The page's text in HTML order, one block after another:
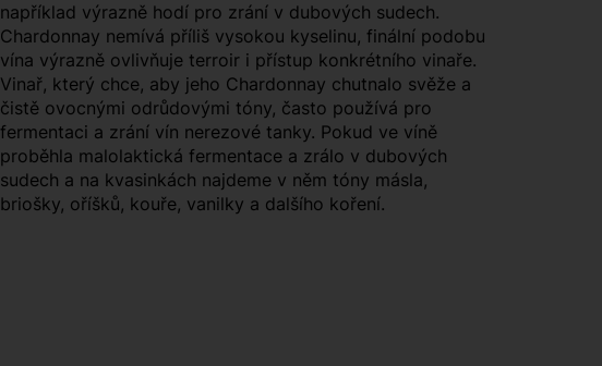
například výrazně hodí pro zrání v dubových sudech.
Chardonnay nemívá příliš vysokou kyselinu, finální podobu
vína výrazně ovlivňuje terroir i přístup konkrétního vinaře.
Vinař, který chce, aby jeho Chardonnay chutnalo svěže a
čistě ovocnými odrůdovými tóny, často používá pro
fermentaci a zrání vín nerezové tanky. Pokud ve víně
proběhla malolaktická fermentace a zrálo v dubových
sudech a na kvasinkách najdeme v něm tóny másla,
briošky, oříšků, kouře, vanilky a dalšího koření.